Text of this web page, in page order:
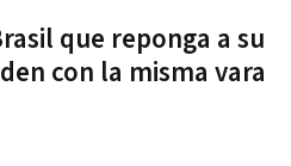
que reponga a su
con la misma vara